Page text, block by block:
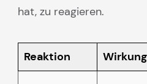
hat, zu reagieren.
Reaktion Wirkung